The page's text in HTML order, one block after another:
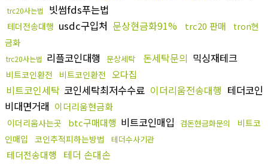
trc20사는법 빗썸fds푸는법
테더전송대행 usdc구입처 문상현금화91% trc20 판매
tron현
금화
trc20사는법 리플코인대행 문상세탁 돈세탁문의 믹싱재테크
비트코인환전 비트코인환전 오다집
비트코인세탁 코인세탁최저수수료 이더리움전송대행 테더코인
비대면거래 이더리움현금화
이더리움사는곳 btc구매대행 비트코인매입 검돈현금화문의
비트코
인매입
코인추적피하는방법 테더수사기관
테더전송대행 테더 손대손